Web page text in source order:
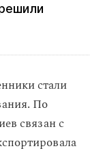
стали
По
связан с